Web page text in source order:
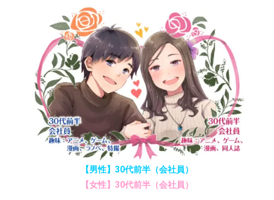
【男性】30代前半（会社員）
【女性】30代前半（会社員）